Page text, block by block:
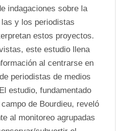
indagaciones sobre la
y los periodistas
estos proyectos.
este estudio llena
al centrarse en
periodistas de medios
estudio, fundamentado
de Bourdieu, reveló
al monitoreo agrupadas